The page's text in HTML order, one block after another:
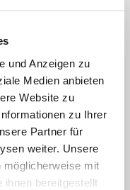
und Anzeigen zu
Medien anbieten
Website zu
zu Ihrer
Partner für
weiter. Unsere
möglicherweise mit
ihnen bereitgestellt
von
Behandlung.
Klasse.
sind alle auf